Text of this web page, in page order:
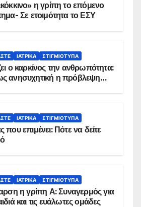
η γρίπη το επόμενο
Σε ετοιμότητα το ΕΣΥ
ΙΑΤΡΙΚΆ ΣΤΙΓΜΙΌΤΥΠΑ
ο καρκίνος την ανθρωπότητα:
ανησυχητική η πρόβλεψη…
ΙΑΤΡΙΚΆ ΣΤΙΓΜΙΌΤΥΠΑ
που επιμένει: Πότε να δείτε
ΙΑΤΡΙΚΆ ΣΤΙΓΜΙΌΤΥΠΑ
η γρίπη Α: Συναγερμός για
και τις ευάλωτες ομάδες